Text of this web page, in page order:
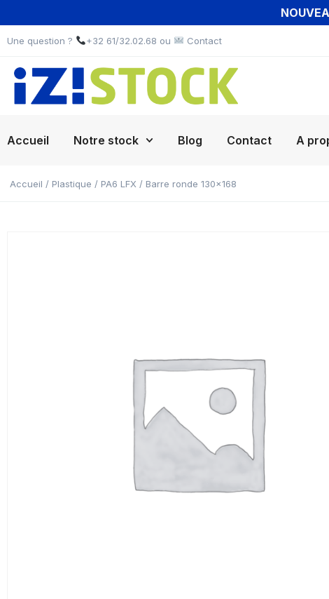
Une question ? +32 61/32.02.68 ou Contact
Accueil Notre stock Blog Contact A
Accueil / Plastique / PA6 LFX / Barre ronde 130×168